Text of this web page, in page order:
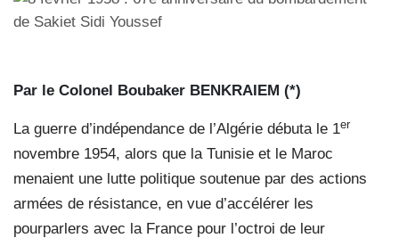
Par le Colonel Boubaker BENKRAIEM (*)
La guerre d’indépendance de l’Algérie débuta le 1er
novembre 1954, alors que la Tunisie et le Maroc
menaient une lutte politique soutenue par des actions
armées de résistance, en vue d’accélérer les
pourparlers avec la France pour l’octroi de leur